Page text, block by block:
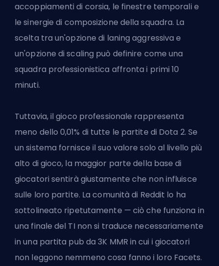
accoppiamenti di corsia, le finestre temporali e
le sinergie di composizione della squadra. La
scelta tra un'opzione di laning aggressiva e
un'opzione di scaling può definire come una
squadra professionistica affronta i primi 10
minuti.
Tuttavia, il gioco professionale rappresenta
meno dello 0,01% di tutte le partite di Dota 2. Se
un sistema fornisce il suo valore solo al livello più
alto di gioco, la maggior parte della base di
giocatori sentirà giustamente che non influisce
sulle loro partite. La comunità di Reddit lo ha
sottolineato ripetutamente — ciò che funziona in
una finale del TI non si traduce necessariamente
in una partita pub da 3K MMR in cui i giocatori
non leggono nemmeno cosa fanno i loro Facets.